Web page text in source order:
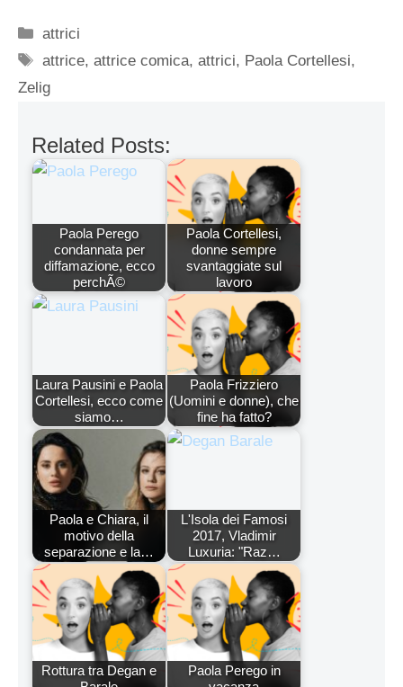
Categorie
attrici
Tag
attrice,attrice comica,attrici, Paola Cortellesi,
Zelig
Related Posts:
Paola Perego
condannata per
diffamazione, ecco
perchÃ©
Paola Cortellesi,
donne sempre
svantaggiate sul
lavoro
Laura Pausini e Paola
Cortellesi, ecco come
siamo…
Paola Frizziero
(Uomini e donne), che
fine ha fatto?
Paola e Chiara, il
motivo della
separazione e la…
L'Isola dei Famosi
2017, Vladimir
Luxuria: "Raz…
Rottura tra Degan e
Paola Perego in